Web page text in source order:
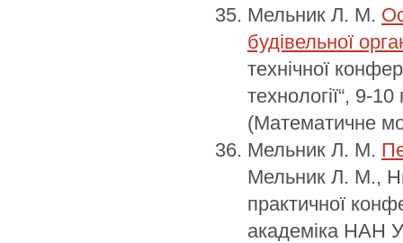
Мельник Л. М.
будівельної
технічної
технології“, 9-
(Математичне
Мельник Л. М.
Мельник Л. М.,
практичної
академіка НАН